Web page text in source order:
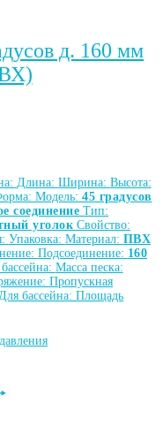
д. 160 мм
Длина: Ширина: Высота:
Модель: 45 градусов
соединение Тип:
уголок Свойство:
Упаковка: Материал: ПВХ
Подсоединение: 160
Масса песка:
Пропускная
бассейна: Площадь